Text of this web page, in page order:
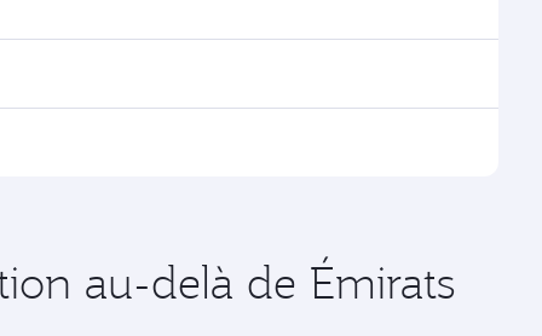
avec des correspondances fluides et efficaces
opérés par Qatar Airways, vous pouvez
au-delà de Émirats